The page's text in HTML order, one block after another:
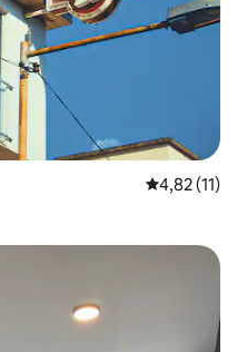
Gemiddelde
4,82 (11)